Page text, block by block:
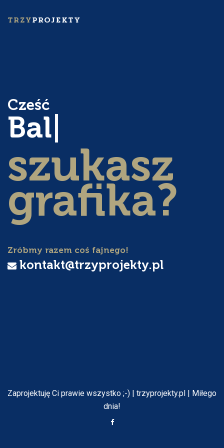
Cześć
Balb
szukasz
grafika?
Zróbmy razem coś fajnego!
kontakt@trzyprojekty.pl
Zaprojektuję Ci prawie wszystko ;-) | trzyprojekty.pl | Miłego
dnia!